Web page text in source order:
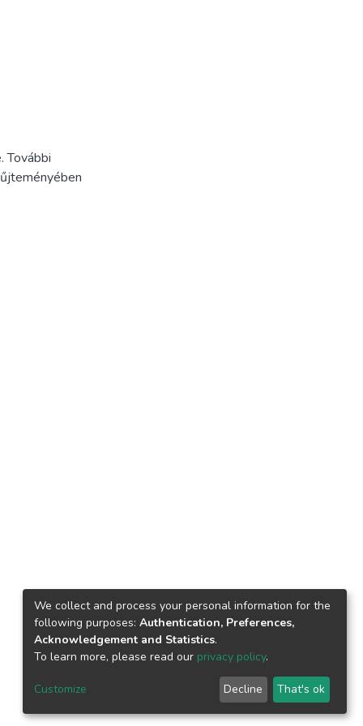
További
We collect and process your personal information for the
following purposes: Authentication, Preferences,
Acknowledgement and Statistics.
To learn more, please read our privacy policy.
Customize Decline That's ok